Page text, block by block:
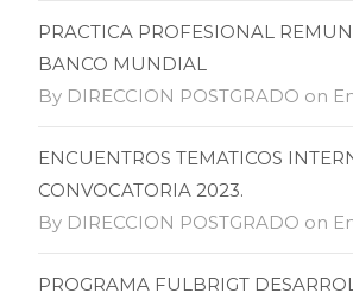
PRACTICA PROFESIONAL
BANCO MUNDIAL
By DIRECCION POSTGRADO on
ENCUENTROS TEMATICOS
CONVOCATORIA 2023.
By DIRECCION POSTGRADO on
PROGRAMA FULBRIGT